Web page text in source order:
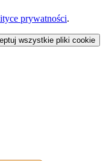
prywatności.
wszystkie pliki cookie